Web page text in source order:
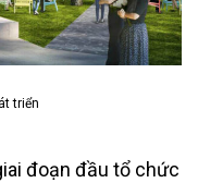
triển
đoạn đầu tổ chức